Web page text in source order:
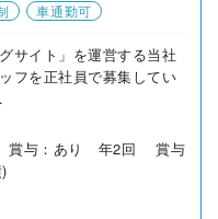
車通勤可
サイト」を運営する当社
フを正社員で募集してい
賞与：あり 年2回 賞与